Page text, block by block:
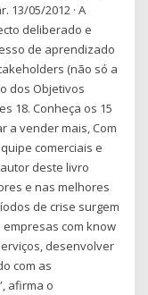
13/05/2012 · A
deliberado e
de aprendizado
(não só a
dos Objetivos
18. Conheça os 15
a vender mais, Com
comerciais e
deste livro
e nas melhores
de crise surgem
com know
desenvolver
com as
afirma o